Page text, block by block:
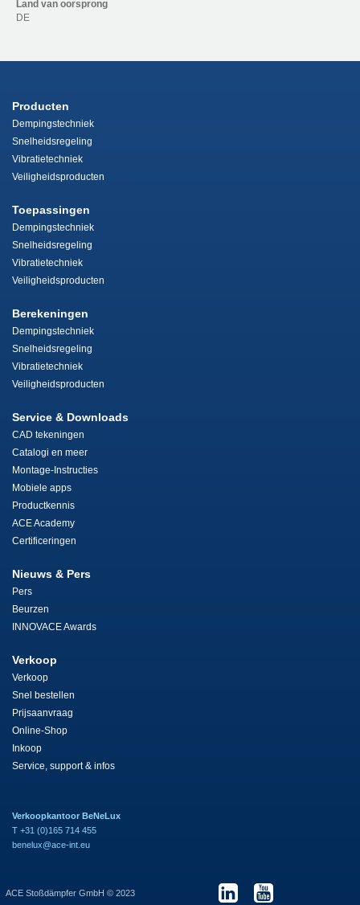
Land van oorsprong
DE
Producten
Dempingstechniek
Snelheidsregeling
Vibratietechniek
Veiligheidsproducten
Toepassingen
Dempingstechniek
Snelheidsregeling
Vibratietechniek
Veiligheidsproducten
Berekeningen
Dempingstechniek
Snelheidsregeling
Vibratietechniek
Veiligheidsproducten
Service & Downloads
CAD tekeningen
Catalogi en meer
Montage-Instructies
Mobiele apps
Productkennis
ACE Academy
Certificeringen
Nieuws & Pers
Pers
Beurzen
INNOVACE Awards
Verkoop
Verkoop
Snel bestellen
Prijsaanvraag
Online-Shop
Inkoop
Service, support & infos
Verkoopkantoor BeNeLux
T +31 (0)165 714 455
benelux@ace-int.eu
ACE Stoßdämpfer GmbH © 2023